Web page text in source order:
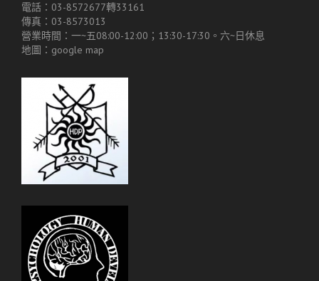
電話：03-8572677轉33161
傳真：03-8573013
營業時間：一~五08:00-12:00；13:30-17:30。六~日休息
地圖： google map